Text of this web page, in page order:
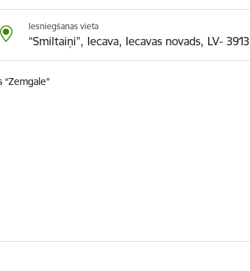
Iesniegšanas vieta
“Smiltaiņi”, Iecava, Iecavas novads, LV- 3913